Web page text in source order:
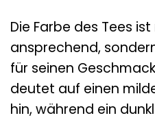
Die Farbe des Tees
ansprechend,
für seinen
deutet auf einen
hin, während ein